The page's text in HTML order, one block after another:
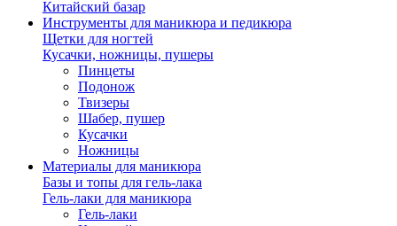
Китайский базар
Инструменты для маникюра и педикюра
Щетки для ногтей
Кусачки, ножницы, пушеры
Пинцеты
Подонож
Твизеры
Шабер, пушер
Кусачки
Ножницы
Материалы для маникюра
Базы и топы для гель-лака
Гель-лаки для маникюра
Гель-лаки